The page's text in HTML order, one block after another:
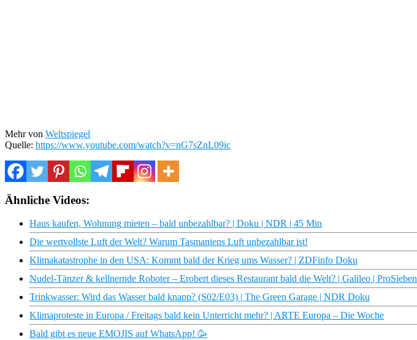
Mehr von Weltspiegel
Quelle: https://www.youtube.com/watch?v=nG7sZnL09ic
Ähnliche Videos:
Haus kaufen, Wohnung mieten – bald unbezahlbar? | Doku | NDR | 45 Min
Die wertvollste Luft der Welt? Warum Tasmaniens Luft unbezahlbar ist!
Klimakatastrophe in den USA: Kommt bald der Krieg ums Wasser? | ZDFinfo Doku
Nudel-Tänzer & kellnernde Roboter – Erobert dieses Restaurant bald die Welt? | Galileo | ProSieben
Trinkwasser: Wird das Wasser bald knapp? (S02/E03) | The Green Garage | NDR Doku
Klimaproteste in Europa / Freitags bald kein Unterricht mehr? | ARTE Europa – Die Woche
Bald gibt es neue EMOJIS auf WhatsApp! 🥳